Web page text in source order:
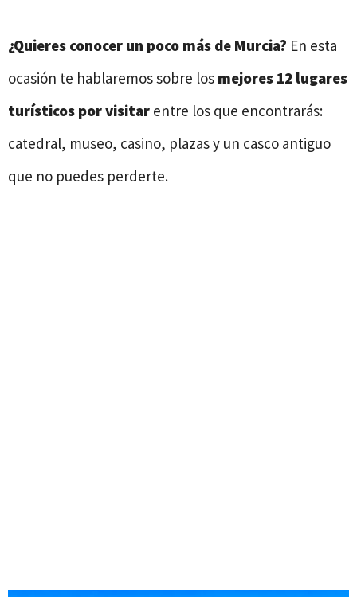
¿Quieres conocer un poco más de Murcia? En esta
ocasión te hablaremos sobre los mejores 12 lugares
turísticos por visitar entre los que encontrarás:
catedral, museo, casino, plazas y un casco antiguo
que no puedes perderte.